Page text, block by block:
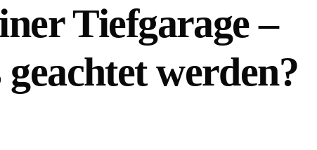
Tiefgarage –
werden?